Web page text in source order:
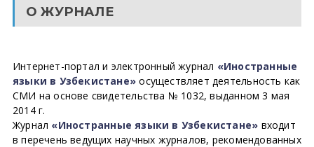
О ЖУРНАЛЕ
Интернет-портал и электронный журнал «Иностранные
языки в Узбекистане» осуществляет деятельность как
СМИ на основе свидетельства № 1032, выданном 3 мая
2014 г.
Журнал «Иностранные языки в Узбекистане» входит
в перечень ведущих научных журналов, рекомендованных